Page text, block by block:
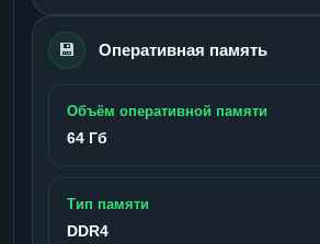
💾 Оперативная память
Объём оперативной памяти
64 Гб
Тип памяти
DDR4